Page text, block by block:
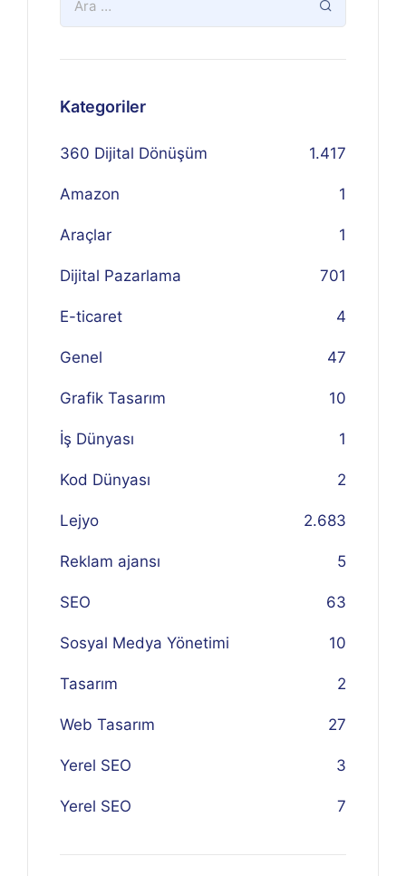
Kategoriler
360 Dijital Dönüşüm 1.417
Amazon 1
Araçlar 1
Dijital Pazarlama 701
E-ticaret 4
Genel 47
Grafik Tasarım 10
İş Dünyası 1
Kod Dünyası 2
Lejyo 2.683
Reklam ajansı 5
SEO 63
Sosyal Medya Yönetimi 10
Tasarım 2
Web Tasarım 27
Yerel SEO 3
Yerel SEO 7